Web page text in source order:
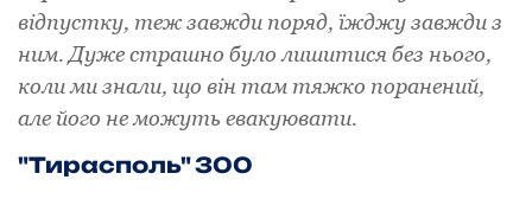
відпустку, теж завжди поряд, їжджу завжди з
ним. Дуже страшно було лишитися без нього,
коли ми знали, що він там тяжко поранений,
але його не можуть евакуювати.
"Тирасполь" 300